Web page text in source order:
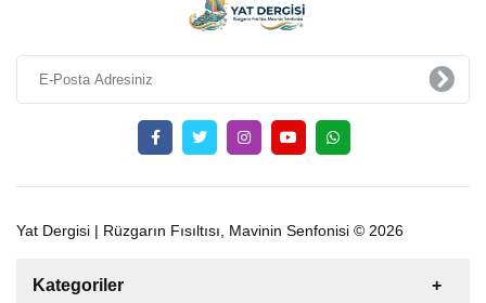
Yat Dergisi | Rüzgarın Fısıltısı, Mavinin Senfonisi © 2026
Kategoriler